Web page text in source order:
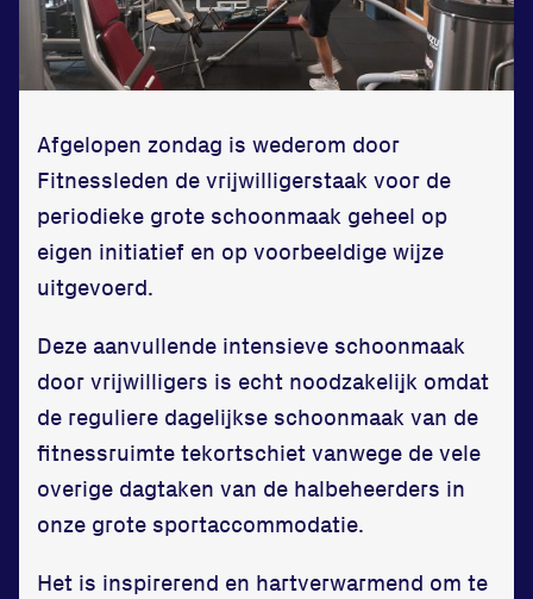
Zet een personal record
in onze gym
Fitness
Updates
Atleten
Vereniging
Contact
Afgelopen zondag is wederom door
Fitnessleden de vrijwilligerstaak voor de
periodieke grote schoonmaak geheel op
eigen initiatief en op voorbeeldige wijze
uitgevoerd.
Deze aanvullende intensieve schoonmaak
door vrijwilligers is echt noodzakelijk omdat
de reguliere dagelijkse schoonmaak van de
fitnessruimte tekortschiet vanwege de vele
overige dagtaken van de halbeheerders in
onze grote sportaccommodatie.
Het is inspirerend en hartverwarmend om te